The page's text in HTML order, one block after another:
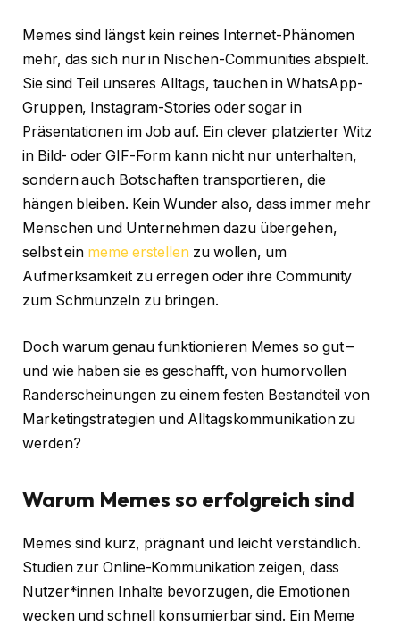
Memes sind längst kein reines Internet-Phänomen
mehr, das sich nur in Nischen-Communities abspielt.
Sie sind Teil unseres Alltags, tauchen in WhatsApp-
Gruppen, Instagram-Stories oder sogar in
Präsentationen im Job auf. Ein clever platzierter Witz
in Bild- oder GIF-Form kann nicht nur unterhalten,
sondern auch Botschaften transportieren, die
hängen bleiben. Kein Wunder also, dass immer mehr
Menschen und Unternehmen dazu übergehen,
selbst ein meme erstellen zu wollen, um
Aufmerksamkeit zu erregen oder ihre Community
zum Schmunzeln zu bringen.
Doch warum genau funktionieren Memes so gut –
und wie haben sie es geschafft, von humorvollen
Randerscheinungen zu einem festen Bestandteil von
Marketingstrategien und Alltagskommunikation zu
werden?
Warum Memes so erfolgreich sind
Memes sind kurz, prägnant und leicht verständlich.
Studien zur Online-Kommunikation zeigen, dass
Nutzer*innen Inhalte bevorzugen, die Emotionen
wecken und schnell konsumierbar sind. Ein Meme